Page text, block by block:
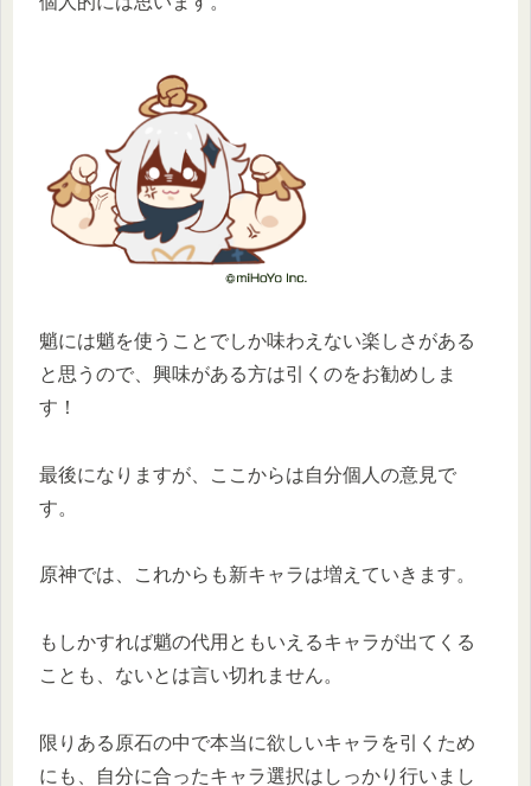
魈には魈を使うことでしか味わえない楽しさがある
と思うので、興味がある方は引くのをお勧めしま
す！
最後になりますが、ここからは自分個人の意見で
す。
原神では、これからも新キャラは増えていきます。
もしかすれば魈の代用ともいえるキャラが出てくる
ことも、ないとは言い切れません。
限りある原石の中で本当に欲しいキャラを引くため
にも、自分に合ったキャラ選択はしっかり行いまし